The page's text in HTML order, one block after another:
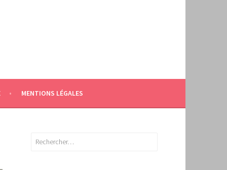
MENTIONS LÉGALES
Rechercher :